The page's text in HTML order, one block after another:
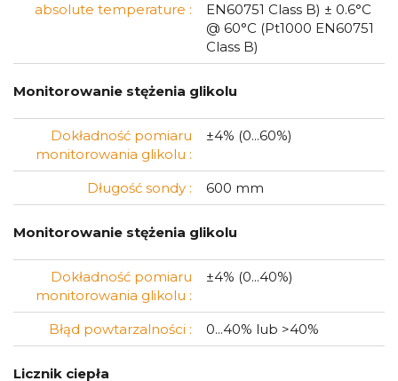
absolute temperature :
EN60751 Class B) ± 0.6°C
@ 60°C (Pt1000 EN60751
Class B)
Monitorowanie stężenia glikolu
Dokładność pomiaru
monitorowania glikolu :
±4% (0...60%)
Długość sondy : 600 mm
Monitorowanie stężenia glikolu
Dokładność pomiaru
monitorowania glikolu :
±4% (0...40%)
Błąd powtarzalności : 0...40% lub >40%
Licznik ciepła